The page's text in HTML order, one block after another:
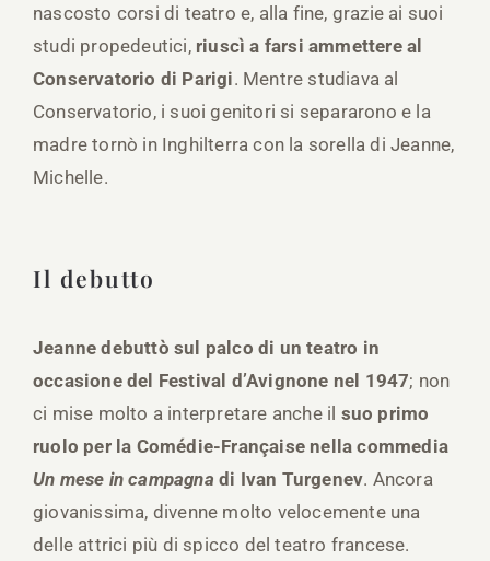
nascosto corsi di teatro e, alla fine, grazie ai suoi
studi propedeutici, riuscì a farsi ammettere al
Conservatorio di Parigi. Mentre studiava al
Conservatorio, i suoi genitori si separarono e la
madre tornò in Inghilterra con la sorella di Jeanne,
Michelle.
Il debutto
Jeanne debuttò sul palco di un teatro in
occasione del Festival d’Avignone nel 1947; non
ci mise molto a interpretare anche il suo primo
ruolo per la Comédie-Française nella commedia
Un mese in campagna di Ivan Turgenev. Ancora
giovanissima, divenne molto velocemente una
delle attrici più di spicco del teatro francese.